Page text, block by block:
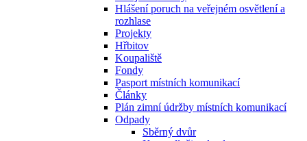
Hlášení poruch na veřejném osvětlení a
rozhlase
Projekty
Hřbitov
Koupaliště
Fondy
Pasport místních komunikací
Články
Plán zimní údržby místních komunikací
Odpady
Sběrný dvůr